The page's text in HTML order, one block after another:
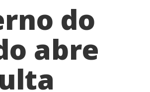
do
abre